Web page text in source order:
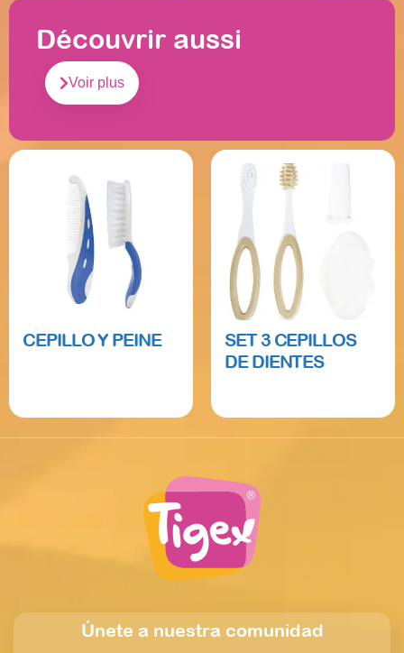
Découvrir aussi
Voir plus
CEPILLO Y PEINE
SET 3 CEPILLOS
DE DIENTES
Únete a nuestra comunidad